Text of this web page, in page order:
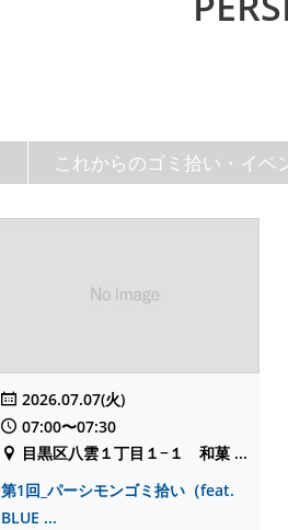
これからのゴミ拾い・イベ
2026.07.07(火)
07:00〜07:30
目黒区八雲１丁目１−１ 和菓 ...
第1回_パーシモンゴミ拾い（feat.
BLUE ...